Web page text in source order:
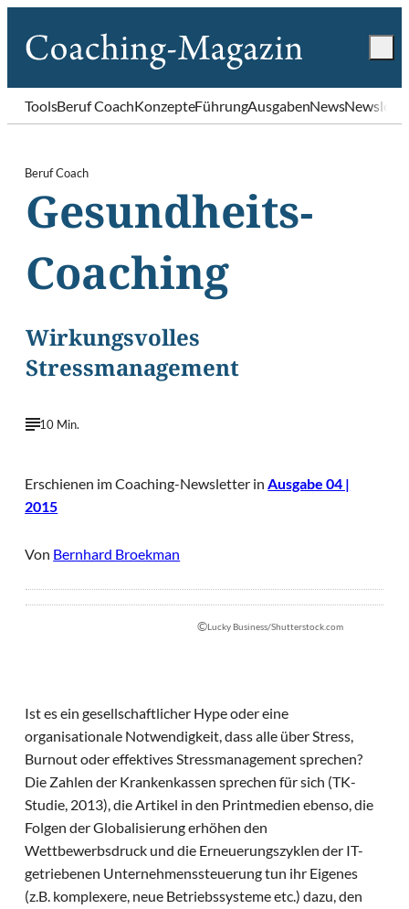
ToolsBeruf CoachKonzepteFührungAusgabenNews
Beruf Coach
Gesundheits-
Coaching
Wirkungsvolles
Stressmanagement
10 Min.
Erschienen im Coaching-Newsletter in Ausgabe 04 |
2015
Von Bernhard Broekman
©Lucky Business/Shutterstock.com
Ist es ein gesellschaftlicher Hype oder eine
organisationale Notwendigkeit, dass alle über Stress,
Burnout oder effektives Stressmanagement sprechen?
Die Zahlen der Krankenkassen sprechen für sich (TK-
Studie, 2013), die Artikel in den Printmedien ebenso, die
Folgen der Globalisierung erhöhen den
Wettbewerbsdruck und die Erneuerungszyklen der IT-
getriebenen Unternehmenssteuerung tun ihr Eigenes
(z.B. komplexere, neue Betriebssysteme etc.) dazu, den